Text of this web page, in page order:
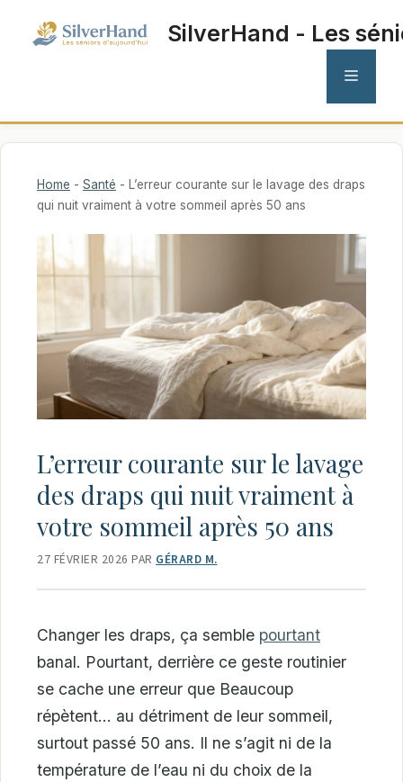
SilverHand - Les
MENU
Home - Santé - L’erreur courante sur le lavage des draps
qui nuit vraiment à votre sommeil après 50 ans
L’erreur courante sur le lavage
des draps qui nuit vraiment à
votre sommeil après 50 ans
27 FÉVRIER 2026 PAR GÉRARD M.
Changer les draps, ça semble pourtant
banal. Pourtant, derrière ce geste routinier
se cache une erreur que Beaucoup
répètent… au détriment de leur sommeil,
surtout passé 50 ans. Il ne s’agit ni de la
température de l’eau ni du choix de la